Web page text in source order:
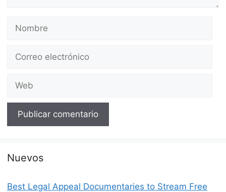
electrónico
Nuevos
Best Legal Appeal Documentaries to Stream Free